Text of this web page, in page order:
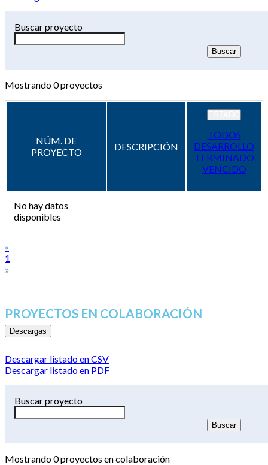
Buscar proyecto
Mostrando0proyectos
NÚM. DE
PROYECTO
DESCRIPCIÓN
TODOS
DESARROLLO
TERMINADO
VENCIDO
No hay datos
disponibles
«
1
»
PROYECTOS EN COLABORACIÓN
Descargas
Descargar listado en CSV
Descargar listado en PDF
Buscar proyecto
Mostrando0proyectos en colaboración